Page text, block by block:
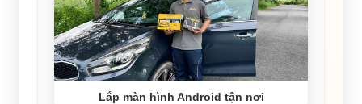
Lắp màn hình Android tận nơi